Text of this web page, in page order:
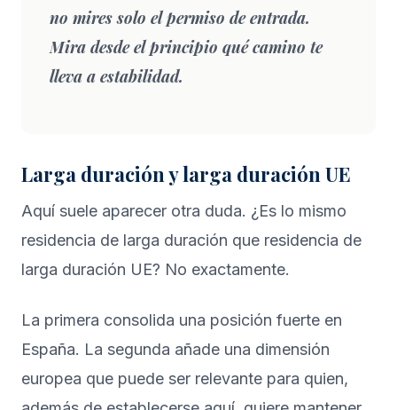
no mires solo el permiso de entrada.
Mira desde el principio qué camino te
lleva a estabilidad.
Larga duración y larga duración UE
Aquí suele aparecer otra duda. ¿Es lo mismo
residencia de larga duración que residencia de
larga duración UE? No exactamente.
La primera consolida una posición fuerte en
España. La segunda añade una dimensión
europea que puede ser relevante para quien,